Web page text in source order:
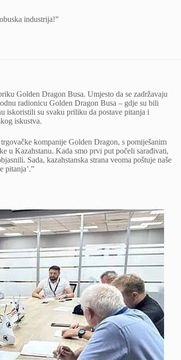
industrija!”
Golden Dragon Busa. Umjesto da se zadržavaju
radionicu Golden Dragon Busa – gdje su bili
su svaku priliku da postave pitanja i
iskustva.
kompanije Golden Dragon, s pomiješanim
u Kazahstanu. Kada smo prvi put počeli sarađivati,
Sada, kazahstanska strana veoma poštuje naše
pitanja’.”